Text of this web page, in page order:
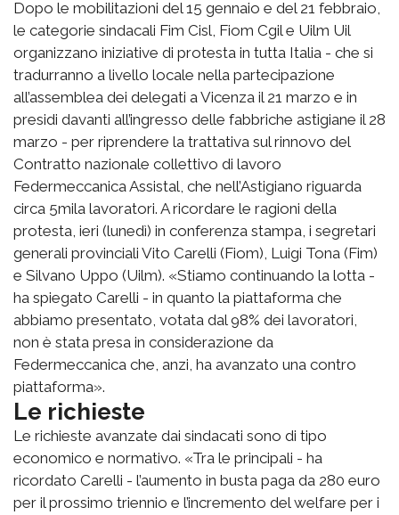
Dopo le mobilitazioni del 15 gennaio e del 21 febbraio,
le categorie sindacali Fim Cisl, Fiom Cgil e Uilm Uil
organizzano iniziative di protesta in tutta Italia - che si
tradurranno a livello locale nella partecipazione
all’assemblea dei delegati a Vicenza il 21 marzo e in
presidi davanti all’ingresso delle fabbriche astigiane il 28
marzo - per riprendere la trattativa sul rinnovo del
Contratto nazionale collettivo di lavoro
Federmeccanica Assistal, che nell’Astigiano riguarda
circa 5mila lavoratori. A ricordare le ragioni della
protesta, ieri (lunedì) in conferenza stampa, i segretari
generali provinciali Vito Carelli (Fiom), Luigi Tona (Fim)
e Silvano Uppo (Uilm). «Stiamo continuando la lotta -
ha spiegato Carelli - in quanto la piattaforma che
abbiamo presentato, votata dal 98% dei lavoratori,
non è stata presa in considerazione da
Federmeccanica che, anzi, ha avanzato una contro
piattaforma».
Le richieste
Le richieste avanzate dai sindacati sono di tipo
economico e normativo. «Tra le principali - ha
ricordato Carelli - l’aumento in busta paga da 280 euro
per il prossimo triennio e l’incremento del welfare per i